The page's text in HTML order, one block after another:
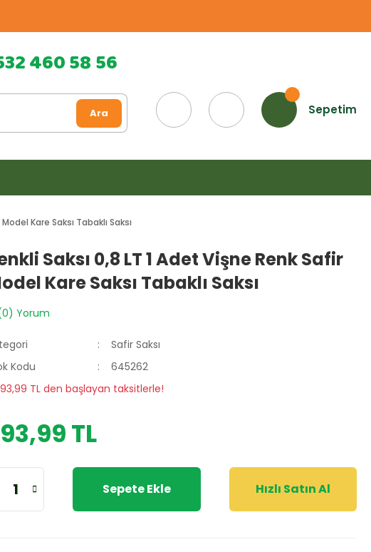
460 58 56
Ara Sepetim
Kare Saksı Tabaklı Saksı
Saksı 0,8 LT 1 Adet Vişne Renk Safir
Kare Saksı Tabaklı Saksı
Yorum
Safir Saksı
Kodu
645262
TL den başlayan taksitlerle!
TL
Sepete Ekle Hızlı Satın Al